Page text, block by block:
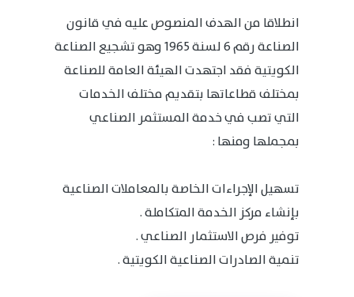
انطلاقا من الهدف المنصوص عليه في قانون
الصناعة رقم 6 لسنة 1965 وهو تشجيع الصناعة
الكويتية فقد اجتهدت الهيئة العامة للصناعة
بمختلف قطاعاتها بتقديم مختلف الخدمات
التي تصب في خدمة المستثمر الصناعي
بمجملها ومنها :
تسهيل الإجراءات الخاصة بالمعاملات الصناعية
بإنشاء مركز الخدمة المتكاملة .
توفير فرص الاستثمار الصناعي .
تنمية الصادرات الصناعية الكويتية .